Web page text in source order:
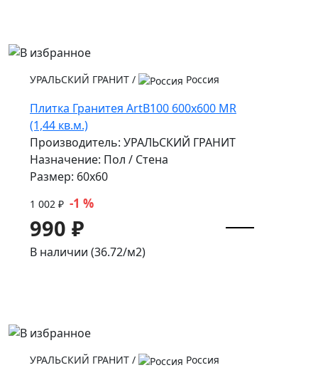
УРАЛЬСКИЙ ГРАНИТ / Россия
Плитка Гранитея ArtB100 600х600 MR
(1,44 кв.м.)
Производитель: УРАЛЬСКИЙ ГРАНИТ
Назначение: Пол / Стена
Размер: 60x60
1 002 ₽ -1 %
990 ₽
В наличии (36.72/м2)
УРАЛЬСКИЙ ГРАНИТ / Россия